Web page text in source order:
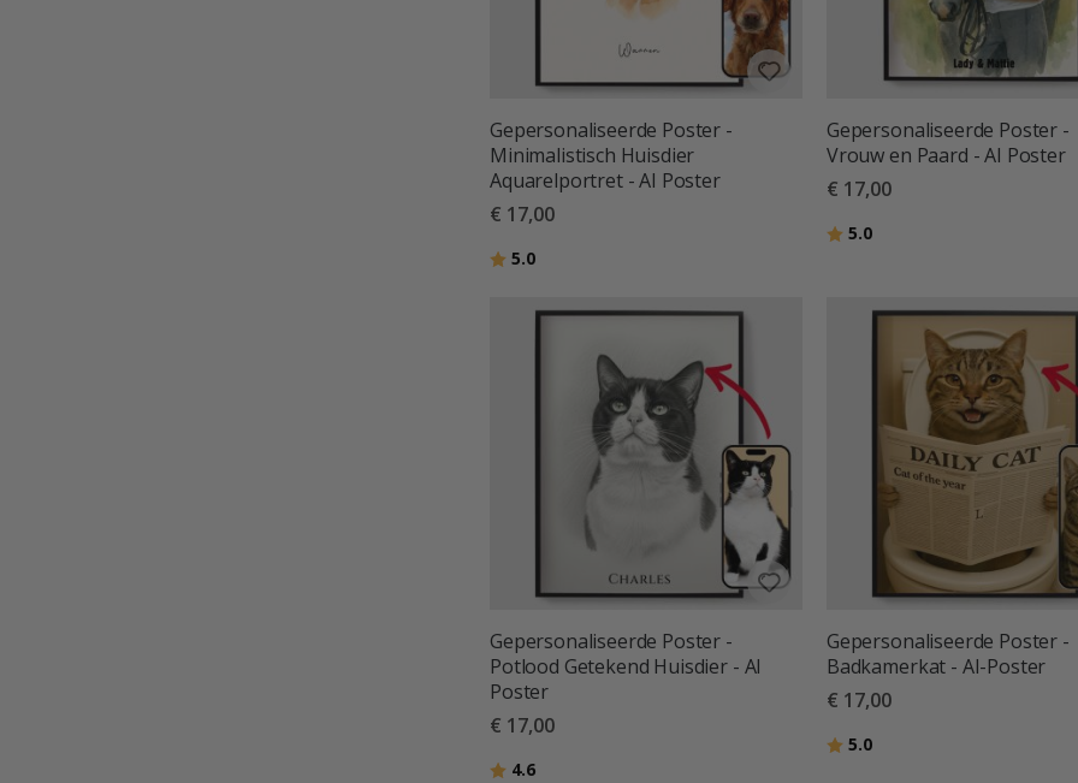
Gepersonaliseerde Poster -
Minimalistisch Huisdier
Aquarelportret - AI Poster
€ 17,00
Beoordeling:
5.0
Gepersonaliseerde Poster -
Vrouw en Paard - AI Poster
€ 17,00
Beoordeling:
5.0uit 5 sterren
Gepersonaliseerde Poster -
Potlood Getekend Huisdier - AI
Poster
€ 17,00
Beoordeling:
4.6
Gepersonaliseerde Poster -
Badkamerkat - AI-Poster
€ 17,00
Beoordeling:
5.0uit 5 sterren